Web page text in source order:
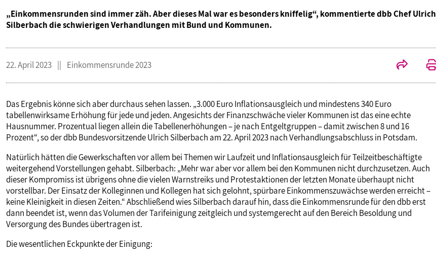
„Einkommensrunden sind immer zäh. Aber dieses Mal war es besonders kniffelig“, kommentierte dbb Chef Ulrich
Silberbach die schwierigen Verhandlungen mit Bund und Kommunen.
22. April 2023 Einkommensrunde 2023
Das Ergebnis könne sich aber durchaus sehen lassen. „3.000 Euro Inflationsausgleich und mindestens 340 Euro
tabellenwirksame Erhöhung für jede und jeden. Angesichts der Finanzschwäche vieler Kommunen ist das eine echte
Hausnummer. Prozentual liegen allein die Tabellenerhöhungen – je nach Entgeltgruppen – damit zwischen 8 und 16
Prozent“, so der dbb Bundesvorsitzende Ulrich Silberbach am 22. April 2023 nach Verhandlungsabschluss in Potsdam.
Natürlich hätten die Gewerkschaften vor allem bei Themen wir Laufzeit und Inflationsausgleich für Teilzeitbeschäftigte
weitergehend Vorstellungen gehabt. Silberbach: „Mehr war aber vor allem bei den Kommunen nicht durchzusetzen. Auch
dieser Kompromiss ist übrigens ohne die vielen Warnstreiks und Protestaktionen der letzten Monate überhaupt nicht
vorstellbar. Der Einsatz der Kolleginnen und Kollegen hat sich gelohnt, spürbare Einkommenszuwächse werden erreicht –
keine Kleinigkeit in diesen Zeiten.“ Abschließend wies Silberbach darauf hin, dass die Einkommensrunde für den dbb erst
dann beendet ist, wenn das Volumen der Tarifeinigung zeitgleich und systemgerecht auf den Bereich Besoldung und
Versorgung des Bundes übertragen ist.
Die wesentlichen Eckpunkte der Einigung: